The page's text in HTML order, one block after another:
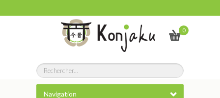
0
Navigation